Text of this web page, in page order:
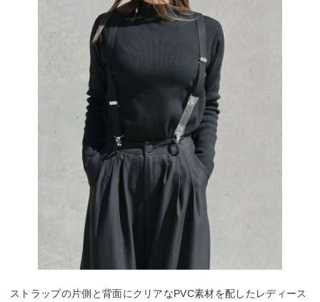
ストラップの片側と背面にクリアなPVC素材を配したレディース